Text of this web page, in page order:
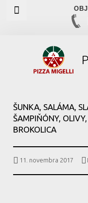
ŠUNKA, SALÁMA,
ŠAMPIŇÓNY,
BROKOLICA
11. novembra 2017